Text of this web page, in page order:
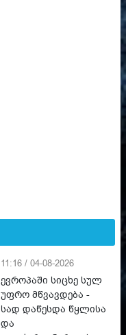
11:16 / 04-08-2026
ევროპაში სიცხე სულ
უფრო მწვავდება -
სად დაწესდა წყლისა
და